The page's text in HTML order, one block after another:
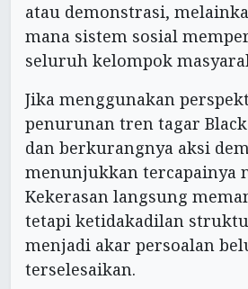
atau demonstrasi,
mana sistem sosial
seluruh kelompok
Jika menggunakan
penurunan tren tagar
dan berkurangnya aksi
menunjukkan tercapainya
Kekerasan langsung
tetapi ketidakadilan
menjadi akar persoalan
terselesaikan.